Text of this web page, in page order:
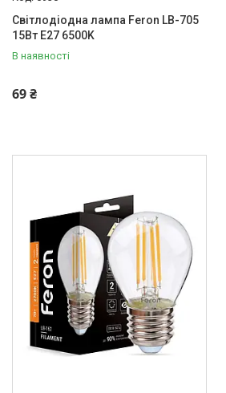
Світлодіодна лампа Feron LB-705
15Вт E27 6500K
В наявності
69 ₴